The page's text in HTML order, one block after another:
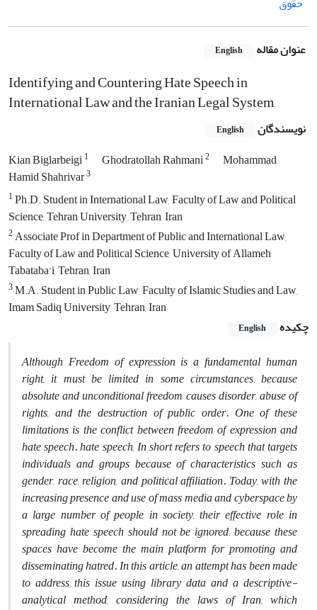
عنوان مقاله English
Identifying and Countering Hate Speech in
International Law and the Iranian Legal System
نویسندگان English
Kian Biglarbeigi1 Ghodratollah Rahmani2
Mohammad
Hamid Shahrivar3
1Ph.D. Student in International Law, Faculty of Law and Political
Science, Tehran University, Tehran, Iran
2Associate Prof in Department of Public and International Law,
Faculty of Law and Political Science, University of Allameh
Tabataba'i, Tehran, Iran
3M.A. Student in Public Law, Faculty of Islamic Studies and Law,
Imam Sadiq University, Tehran, Iran
چکیده
English
Although Freedom of expression is a fundamental human
right, it must be limited in some circumstances; because
absolute and unconditional freedom causes disorder, abuse of
rights, and the destruction of public order. One of these
limitations is the conflict between freedom of expression and
hate speech. hate speech, In short refers to speech that targets
individuals and groups because of characteristics such as
gender, race, religion, and political affiliation. Today, with the
increasing presence and use of mass media and cyberspace by
a large number of people in society, their effective role in
spreading hate speech should not be ignored; because these
spaces have become the main platform for promoting and
disseminating hatred. In this article, an attempt has been made
to address this issue using library data and a descriptive-
analytical method, considering the laws of Iran, which